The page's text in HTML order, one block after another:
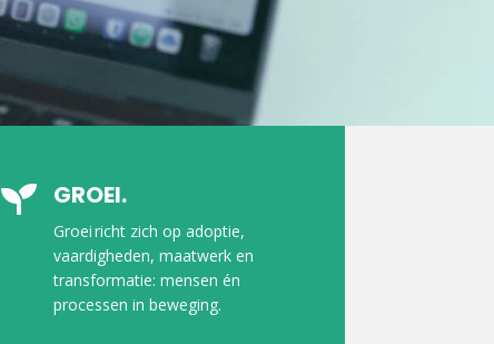
 GROEI.
Groei richt zich op adoptie,
vaardigheden, maatwerk en
transformatie: mensen én
processen in beweging.